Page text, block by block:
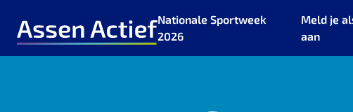
Ga naar de homepage van Assen Actief
Nationale Sportweek
2026
Meld je
aan